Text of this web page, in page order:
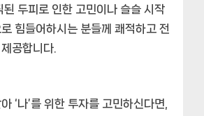
된 두피로 인한 고민이나 슬슬 시작
힘들어하시는 분들께 쾌적하고 전
공합니다.
‘나’를 위한 투자를 고민하신다면,